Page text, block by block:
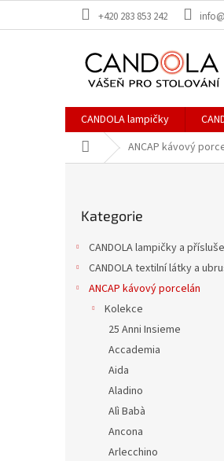
+420 283 853 242
CANDOLA lampičky
Domů ANCAP kávový
kategorie
Kategorie
CANDOLA lampičky a
CANDOLA textilní látky a
ANCAP kávový porcelán
Kolekce
25 Anni Insieme
Accademia
Aida
Aladino
Alì Babà
Ancona
Arlecchino